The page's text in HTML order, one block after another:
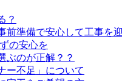
？
準備で安心して工事を
の安心を
ぶのが正解？？
ー不足」について